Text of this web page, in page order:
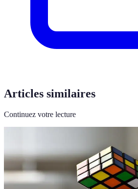
Articles similaires
Continuez votre lecture